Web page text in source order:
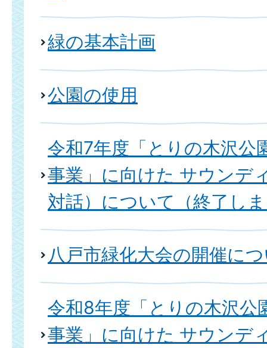
緑の基本計画
公園の使用
令和7年度「とりの木沢公
事業」に向けた サウンデ
対話）について（終了し
八戸市緑化大会の開催に
令和8年度「とりの木沢公
事業」に向けた サウンデ